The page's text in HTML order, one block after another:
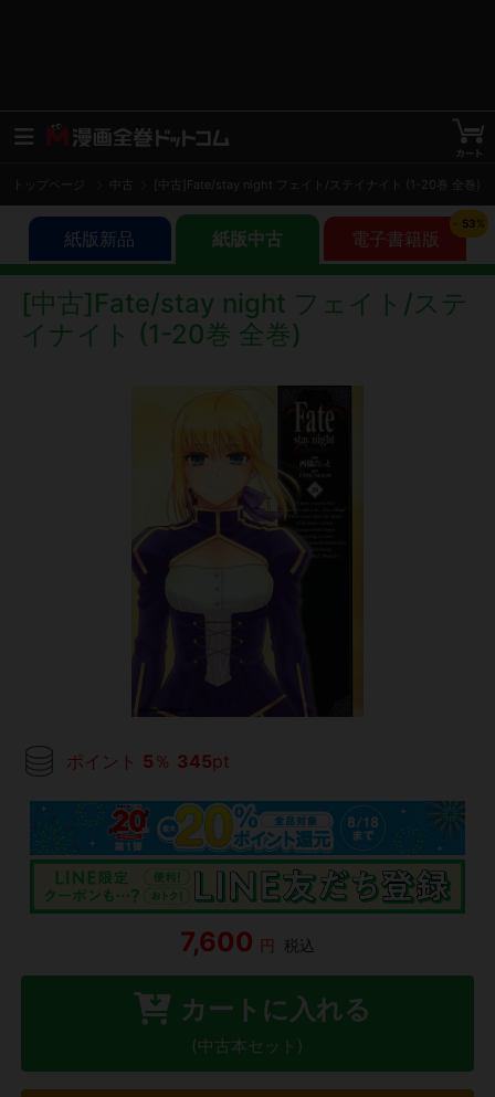
トップページ 中古 [中古]Fate/stay night フェイト/ステイナイト (1-20巻 全巻)
紙版新品 紙版中古 電子書籍版
53%
[中古]Fate/stay night フェイト/ステ
イナイト (1-20巻 全巻)
ポイント 5 ％ 345pt
7,600 円 税込
カートに入れる
(中古本セット)